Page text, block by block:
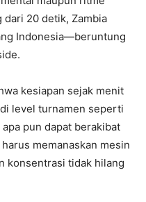
dari 20 detik, Zambia
Indonesia—beruntung
kesiapan sejak menit
level turnamen seperti
pun dapat berakibat
memanaskan mesin
konsentrasi tidak hilang